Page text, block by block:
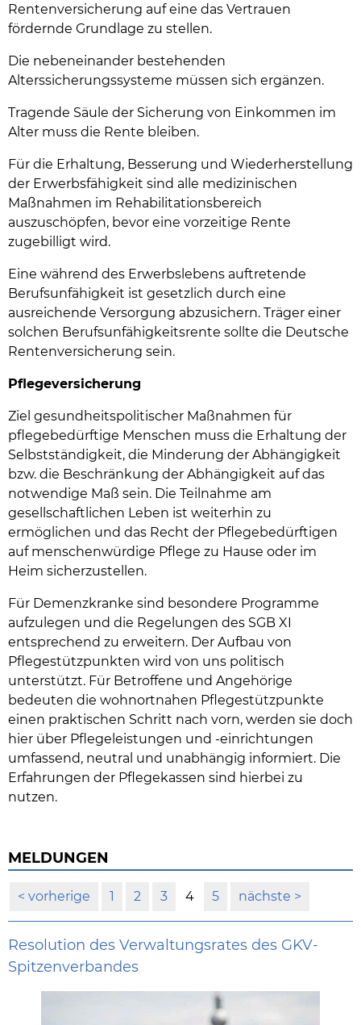
Rentenversicherung auf eine das Vertrauen
fördernde Grundlage zu stellen.
Die nebeneinander bestehenden
Alterssicherungssysteme müssen sich ergänzen.
Tragende Säule der Sicherung von Einkommen im
Alter muss die Rente bleiben.
Für die Erhaltung, Besserung und Wiederherstellung
der Erwerbsfähigkeit sind alle medizinischen
Maßnahmen im Rehabilitationsbereich
auszuschöpfen, bevor eine vorzeitige Rente
zugebilligt wird.
Eine während des Erwerbslebens auftretende
Berufsunfähigkeit ist gesetzlich durch eine
ausreichende Versorgung abzusichern. Träger einer
solchen Berufsunfähigkeitsrente sollte die Deutsche
Rentenversicherung sein.
Pflegeversicherung
Ziel gesundheitspolitischer Maßnahmen für
pflegebedürftige Menschen muss die Erhaltung der
Selbstständigkeit, die Minderung der Abhängigkeit
bzw. die Beschränkung der Abhängigkeit auf das
notwendige Maß sein. Die Teilnahme am
gesellschaftlichen Leben ist weiterhin zu
ermöglichen und das Recht der Pflegebedürftigen
auf menschenwürdige Pflege zu Hause oder im
Heim sicherzustellen.
Für Demenzkranke sind besondere Programme
aufzulegen und die Regelungen des SGB XI
entsprechend zu erweitern. Der Aufbau von
Pflegestützpunkten wird von uns politisch
unterstützt. Für Betroffene und Angehörige
bedeuten die wohnortnahen Pflegestützpunkte
einen praktischen Schritt nach vorn, werden sie doch
hier über Pflegeleistungen und -einrichtungen
umfassend, neutral und unabhängig informiert. Die
Erfahrungen der Pflegekassen sind hierbei zu
nutzen.
MELDUNGEN
vorherige 1 2 3 4 5 nächste
Resolution des Verwaltungsrates des GKV-
Spitzenverbandes